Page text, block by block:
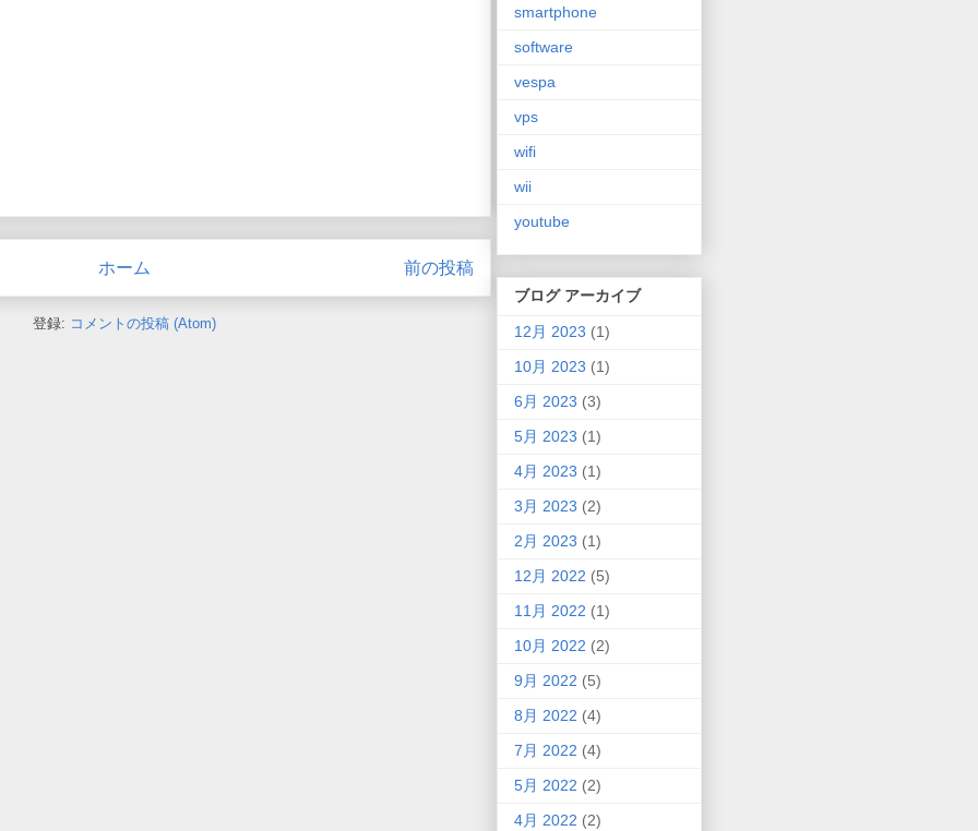
前の投稿
ホーム
登録: コメントの投稿 (Atom)
smartphone
software
vespa
vps
wifi
wii
youtube
ブログ アーカイブ
12月 2023 (1)
10月 2023 (1)
6月 2023 (3)
5月 2023 (1)
4月 2023 (1)
3月 2023 (2)
2月 2023 (1)
12月 2022 (5)
11月 2022 (1)
10月 2022 (2)
9月 2022 (5)
8月 2022 (4)
7月 2022 (4)
5月 2022 (2)
4月 2022 (2)